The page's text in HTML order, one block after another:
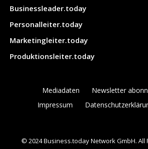
Businessleader.today
Personalleiter.today
Marketingleiter.today
Produktionsleiter.today
Mediadaten
Newsletter
Impressum
© 2024 Business.today Network GmbH. All